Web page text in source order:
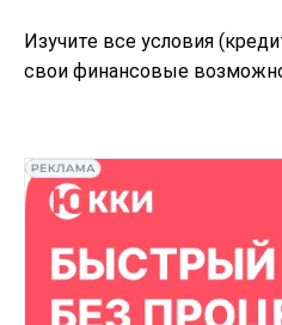
Изучите все условия
свои финансовые